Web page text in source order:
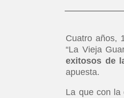
Cuatro años,
“La Vieja
exitosos de
apuesta.
La que con la